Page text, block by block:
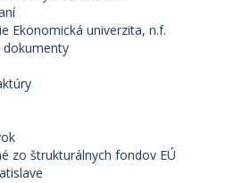
Ekonomická univerzita, n.f.
dokumenty
zo štrukturálnych fondov EÚ